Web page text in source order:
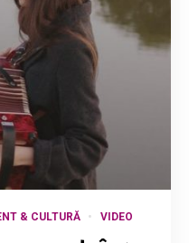
& CULTURĂ VIDEO